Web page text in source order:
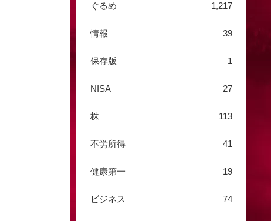
ぐるめ 1,217
情報 39
保存版 1
NISA 27
株 113
不労所得 41
健康第一 19
ビジネス 74